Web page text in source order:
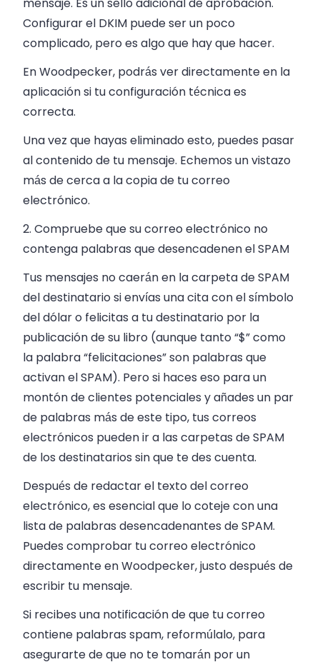
Configurar el DKIM puede ser un poco
complicado, pero es algo que hay que hacer.
En Woodpecker, podrás ver directamente en la
aplicación si tu configuración técnica es
correcta.
Una vez que hayas eliminado esto, puedes pasar
al contenido de tu mensaje. Echemos un vistazo
más de cerca a la copia de tu correo
electrónico.
2. Compruebe que su correo electrónico no
contenga palabras que desencadenen el SPAM
Tus mensajes no caerán en la carpeta de SPAM
del destinatario si envías una cita con el símbolo
del dólar o felicitas a tu destinatario por la
publicación de su libro (aunque tanto “$” como
la palabra “felicitaciones” son palabras que
activan el SPAM). Pero si haces eso para un
montón de clientes potenciales y añades un par
de palabras más de este tipo, tus correos
electrónicos pueden ir a las carpetas de SPAM
de los destinatarios sin que te des cuenta.
Después de redactar el texto del correo
electrónico, es esencial que lo coteje con una
lista de palabras desencadenantes de SPAM.
Puedes comprobar tu correo electrónico
directamente en Woodpecker, justo después de
escribir tu mensaje.
Si recibes una notificación de que tu correo
contiene palabras spam, reformúlalo, para
asegurarte de que no te tomarán por un